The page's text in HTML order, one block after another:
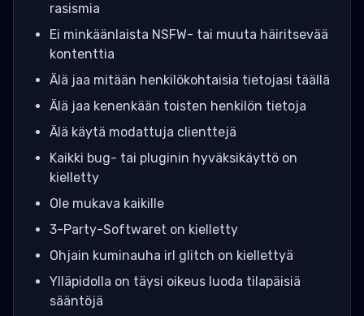
rasismia
Ei minkäänlaista NSFW- tai muuta häiritsevää
kontenttia
Älä jaa mitään henkilökohtaisia tietojasi täällä
Älä jaa kenenkään toisten henkilön tietoja
Älä käytä modattuja clienttejä
Kaikki bug- tai pluginin hyväksikäyttö on
kielletty
Ole mukava kaikille
3-Party-Softwaret on kielletty
Ohjain kuminauha irl glitch on kiellettyä
Ylläpidolla on täysi oikeus luoda tilapäisiä
sääntöjä